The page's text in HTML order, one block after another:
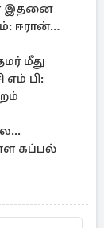
இதனை
ஈரான்
மீது
எம் பி:
கப்பல்